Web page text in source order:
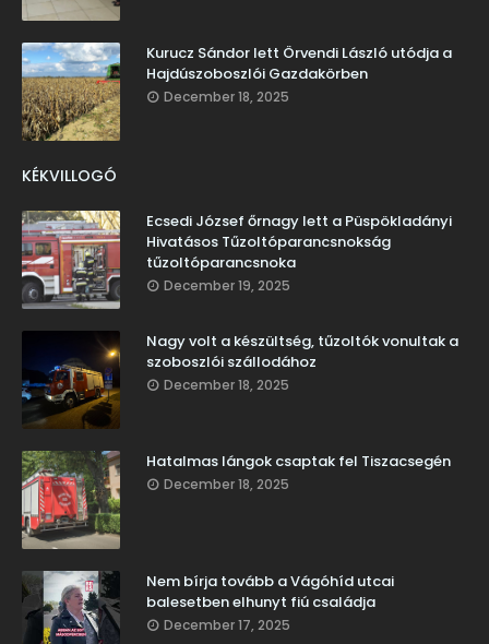
Kurucz Sándor lett Örvendi László utódja a
Hajdúszoboszlói Gazdakörben
December 18, 2025
KÉKVILLOGÓ
Ecsedi József őrnagy lett a Püspökladányi
Hivatásos Tűzoltóparancsnokság
tűzoltóparancsnoka
December 19, 2025
Nagy volt a készültség, tűzoltók vonultak a
szoboszlói szállodához
December 18, 2025
Hatalmas lángok csaptak fel Tiszacsegén
December 18, 2025
Nem bírja tovább a Vágóhíd utcai
balesetben elhunyt fiú családja
December 17, 2025